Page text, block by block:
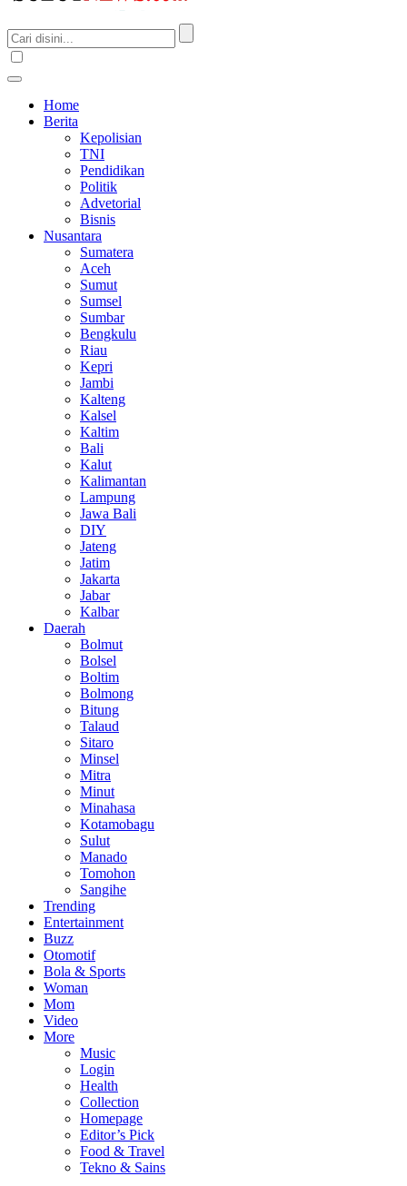
Home
Berita
Kepolisian
TNI
Pendidikan
Politik
Advetorial
Bisnis
Nusantara
Sumatera
Aceh
Sumut
Sumsel
Sumbar
Bengkulu
Riau
Kepri
Jambi
Kalteng
Kalsel
Kaltim
Bali
Kalut
Kalimantan
Lampung
Jawa Bali
DIY
Jateng
Jatim
Jakarta
Jabar
Kalbar
Daerah
Bolmut
Bolsel
Boltim
Bolmong
Bitung
Talaud
Sitaro
Minsel
Mitra
Minut
Minahasa
Kotamobagu
Sulut
Manado
Tomohon
Sangihe
Trending
Entertainment
Buzz
Otomotif
Bola & Sports
Woman
Mom
Video
More
Music
Login
Health
Collection
Homepage
Editor’s Pick
Food & Travel
Tekno & Sains